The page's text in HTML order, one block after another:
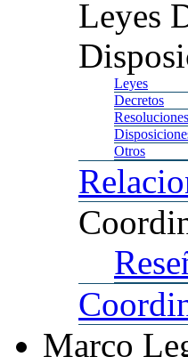
Leyes
Leyes
Decretos
Resoluciones
Otros
Marco